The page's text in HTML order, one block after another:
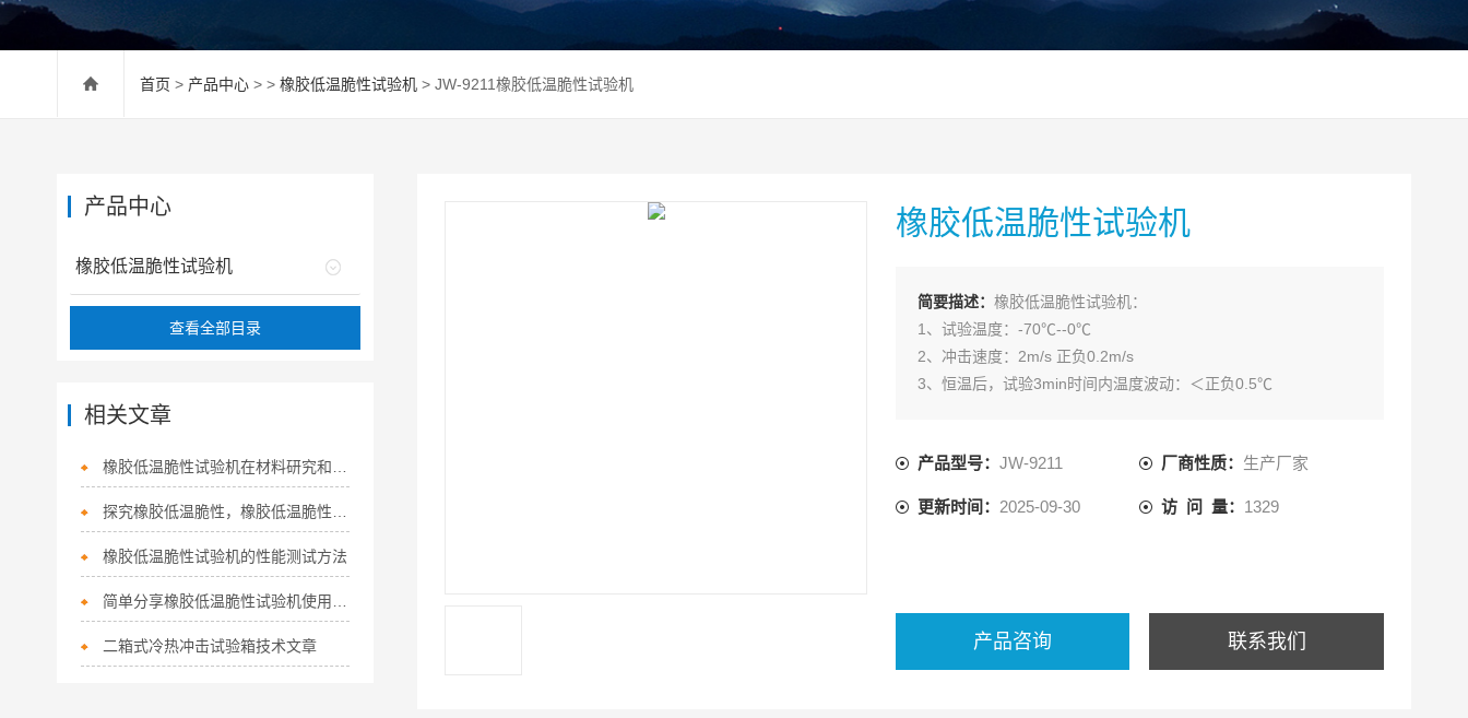
首页 > 产品中心 > > 橡胶低温脆性试验机 > JW-9211橡胶低温脆性试验机
橡胶低温脆性试验机
简要描述： 橡胶低温脆性试验机：
1、试验温度：-70℃--0℃
2、冲击速度：2m/s 正负0.2m/s
3、恒温后，试验3min时间内温度波动：＜正负0.5℃
橡胶：8正负0.3mm 或11正负0.5mm
产品型号： JW-9211 厂商性质： 生产厂家
更新时间： 2025-09-30 访 问 量： 1329
产品咨询 联系我们
产品中心
橡胶低温脆性试验机
查看全部目录
相关文章
橡胶低温脆性试验机的性能测试方法
二箱式冷热冲击试验箱技术文章